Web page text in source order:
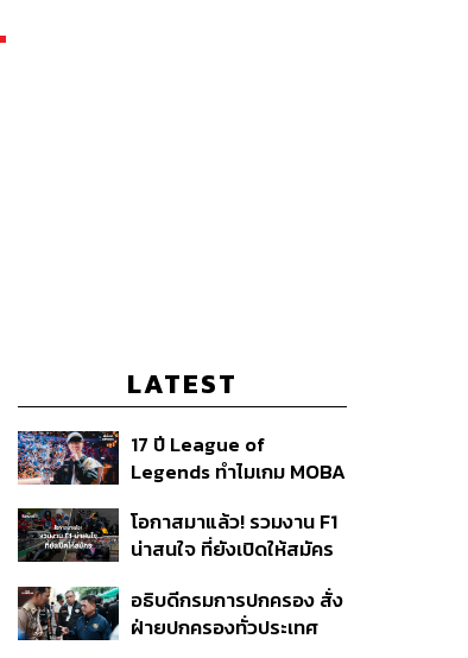
LATEST
17 ปี League of
Legends ทำไมเกม MOBA
กาลเวลา?
โอกาสมาแล้ว! รวมงาน F1
น่าสนใจ ที่ยังเปิดให้สมัคร
อธิบดีกรมการปกครอง สั่ง
ฝ่ายปกครองทั่วประเทศ